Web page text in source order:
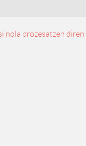
nola prozesatzen